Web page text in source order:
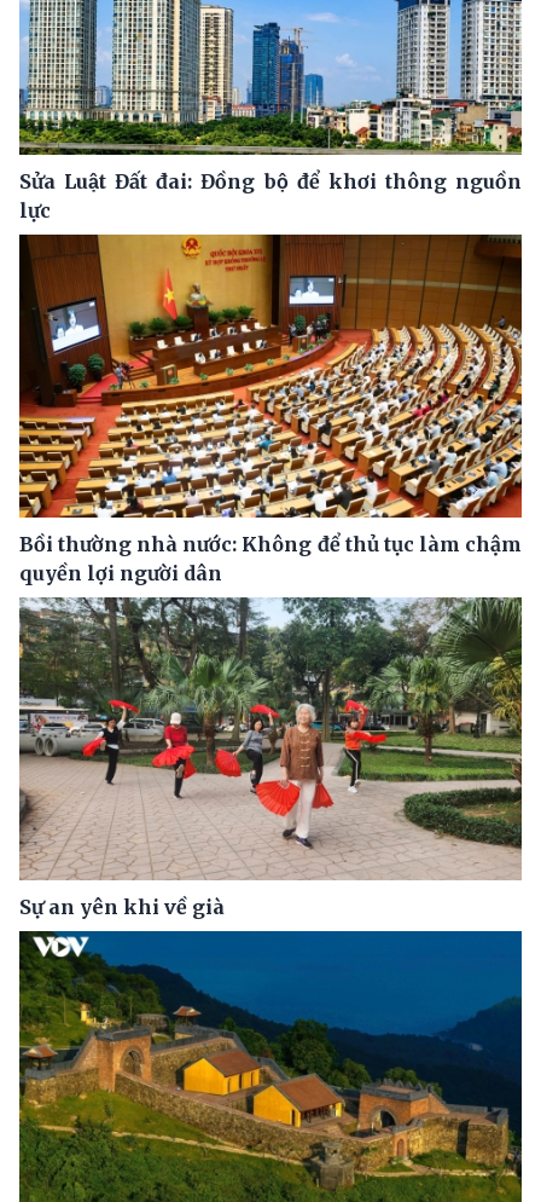
Sửa Luật Đất đai: Đồng bộ để khơi thông nguồn
lực
Bồi thường nhà nước: Không để thủ tục làm chậm
quyền lợi người dân
Sự an yên khi về già